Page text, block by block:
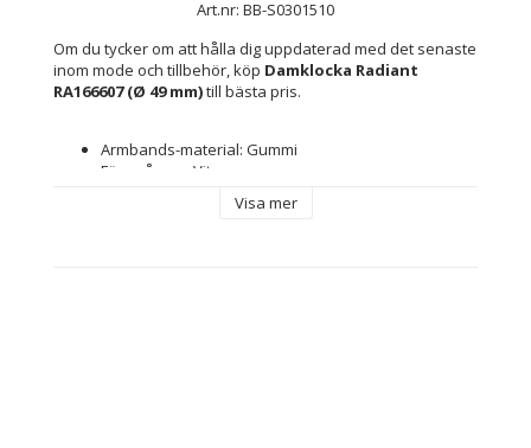
Art.nr: BB-S0301510
Om du tycker om att hålla dig uppdaterad med det senaste
inom mode och tillbehör, köp Damklocka Radiant
RA166607 (Ø 49 mm) till bästa pris.
Armbands-material: Gummi
Färg på rem: Vit
Typ av fastsättning: Spänne
Visa mer